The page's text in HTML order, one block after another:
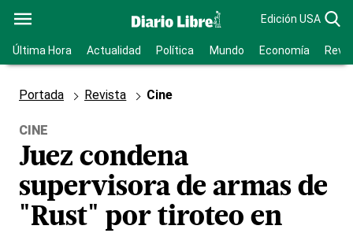
Edición USA
Última Hora Actualidad Política Mundo Economía
Portada Revista Cine
CINE
Juez condena
supervisora de armas de
"Rust" por tiroteo en